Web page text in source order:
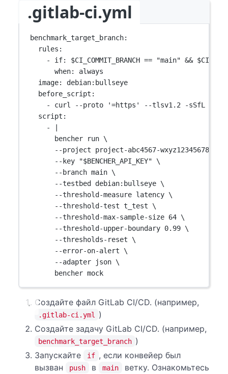
.gitlab-ci.yml
benchmark_target_branch:
rules :
- if: $CI_COMMIT_BRANCH == "main" &&
when: always
image: debian:bullseye
before_script :
- curl --proto '=https' --tlsv1.2 -sSfL
script :
-
bencher run \
--project project-abc4567-wxyz123456789 \
--key "$BENCHER_API_KEY" \
--branch main \
--testbed debian:bullseye \
--threshold-measure latency \
--threshold-test t_test \
--threshold-max-sample-size 64 \
--threshold-upper-boundary 0.99 \
--thresholds-reset \
--error-on-alert \
--adapter json \
bencher mock
Создайте файл GitLab CI/CD. (например,
.gitlab-ci.yml
)
Создайте задачу GitLab CI/CD. (например,
benchmark_target_branch )
Запускайте
if , если конвейер был
вызван
push в main
ветку. Ознакомьтесь